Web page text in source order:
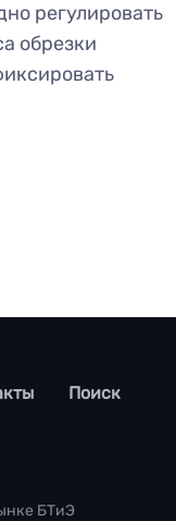
регулировать
обрезки
Поиск
БТиЭ